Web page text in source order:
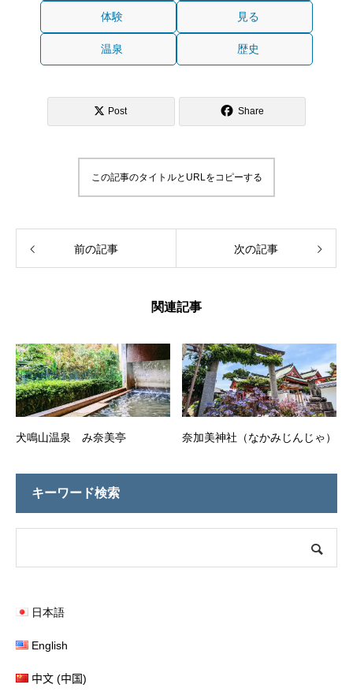
体験 見る
温泉 歴史
Post Share
この記事のタイトルとURLをコピーする
前の記事 次の記事
関連記事
犬鳴山温泉 み奈美亭 奈加美神社（なかみじんじゃ）
キーワード検索
日本語
English
中文 (中国)